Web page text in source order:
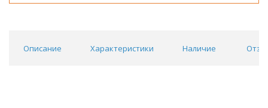
Описание Характеристики Наличие